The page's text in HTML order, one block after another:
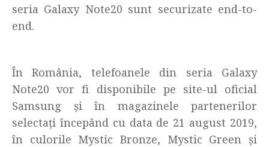
seria Galaxy Note20 sunt securizate end-to-
end.
În România, telefoanele din seria Galaxy
Note20 vor fi disponibile pe site-ul oficial
Samsung și în magazinele partenerilor
selectați începând cu data de 21 august 2019,
în culorile Mystic Bronze, Mystic Green și